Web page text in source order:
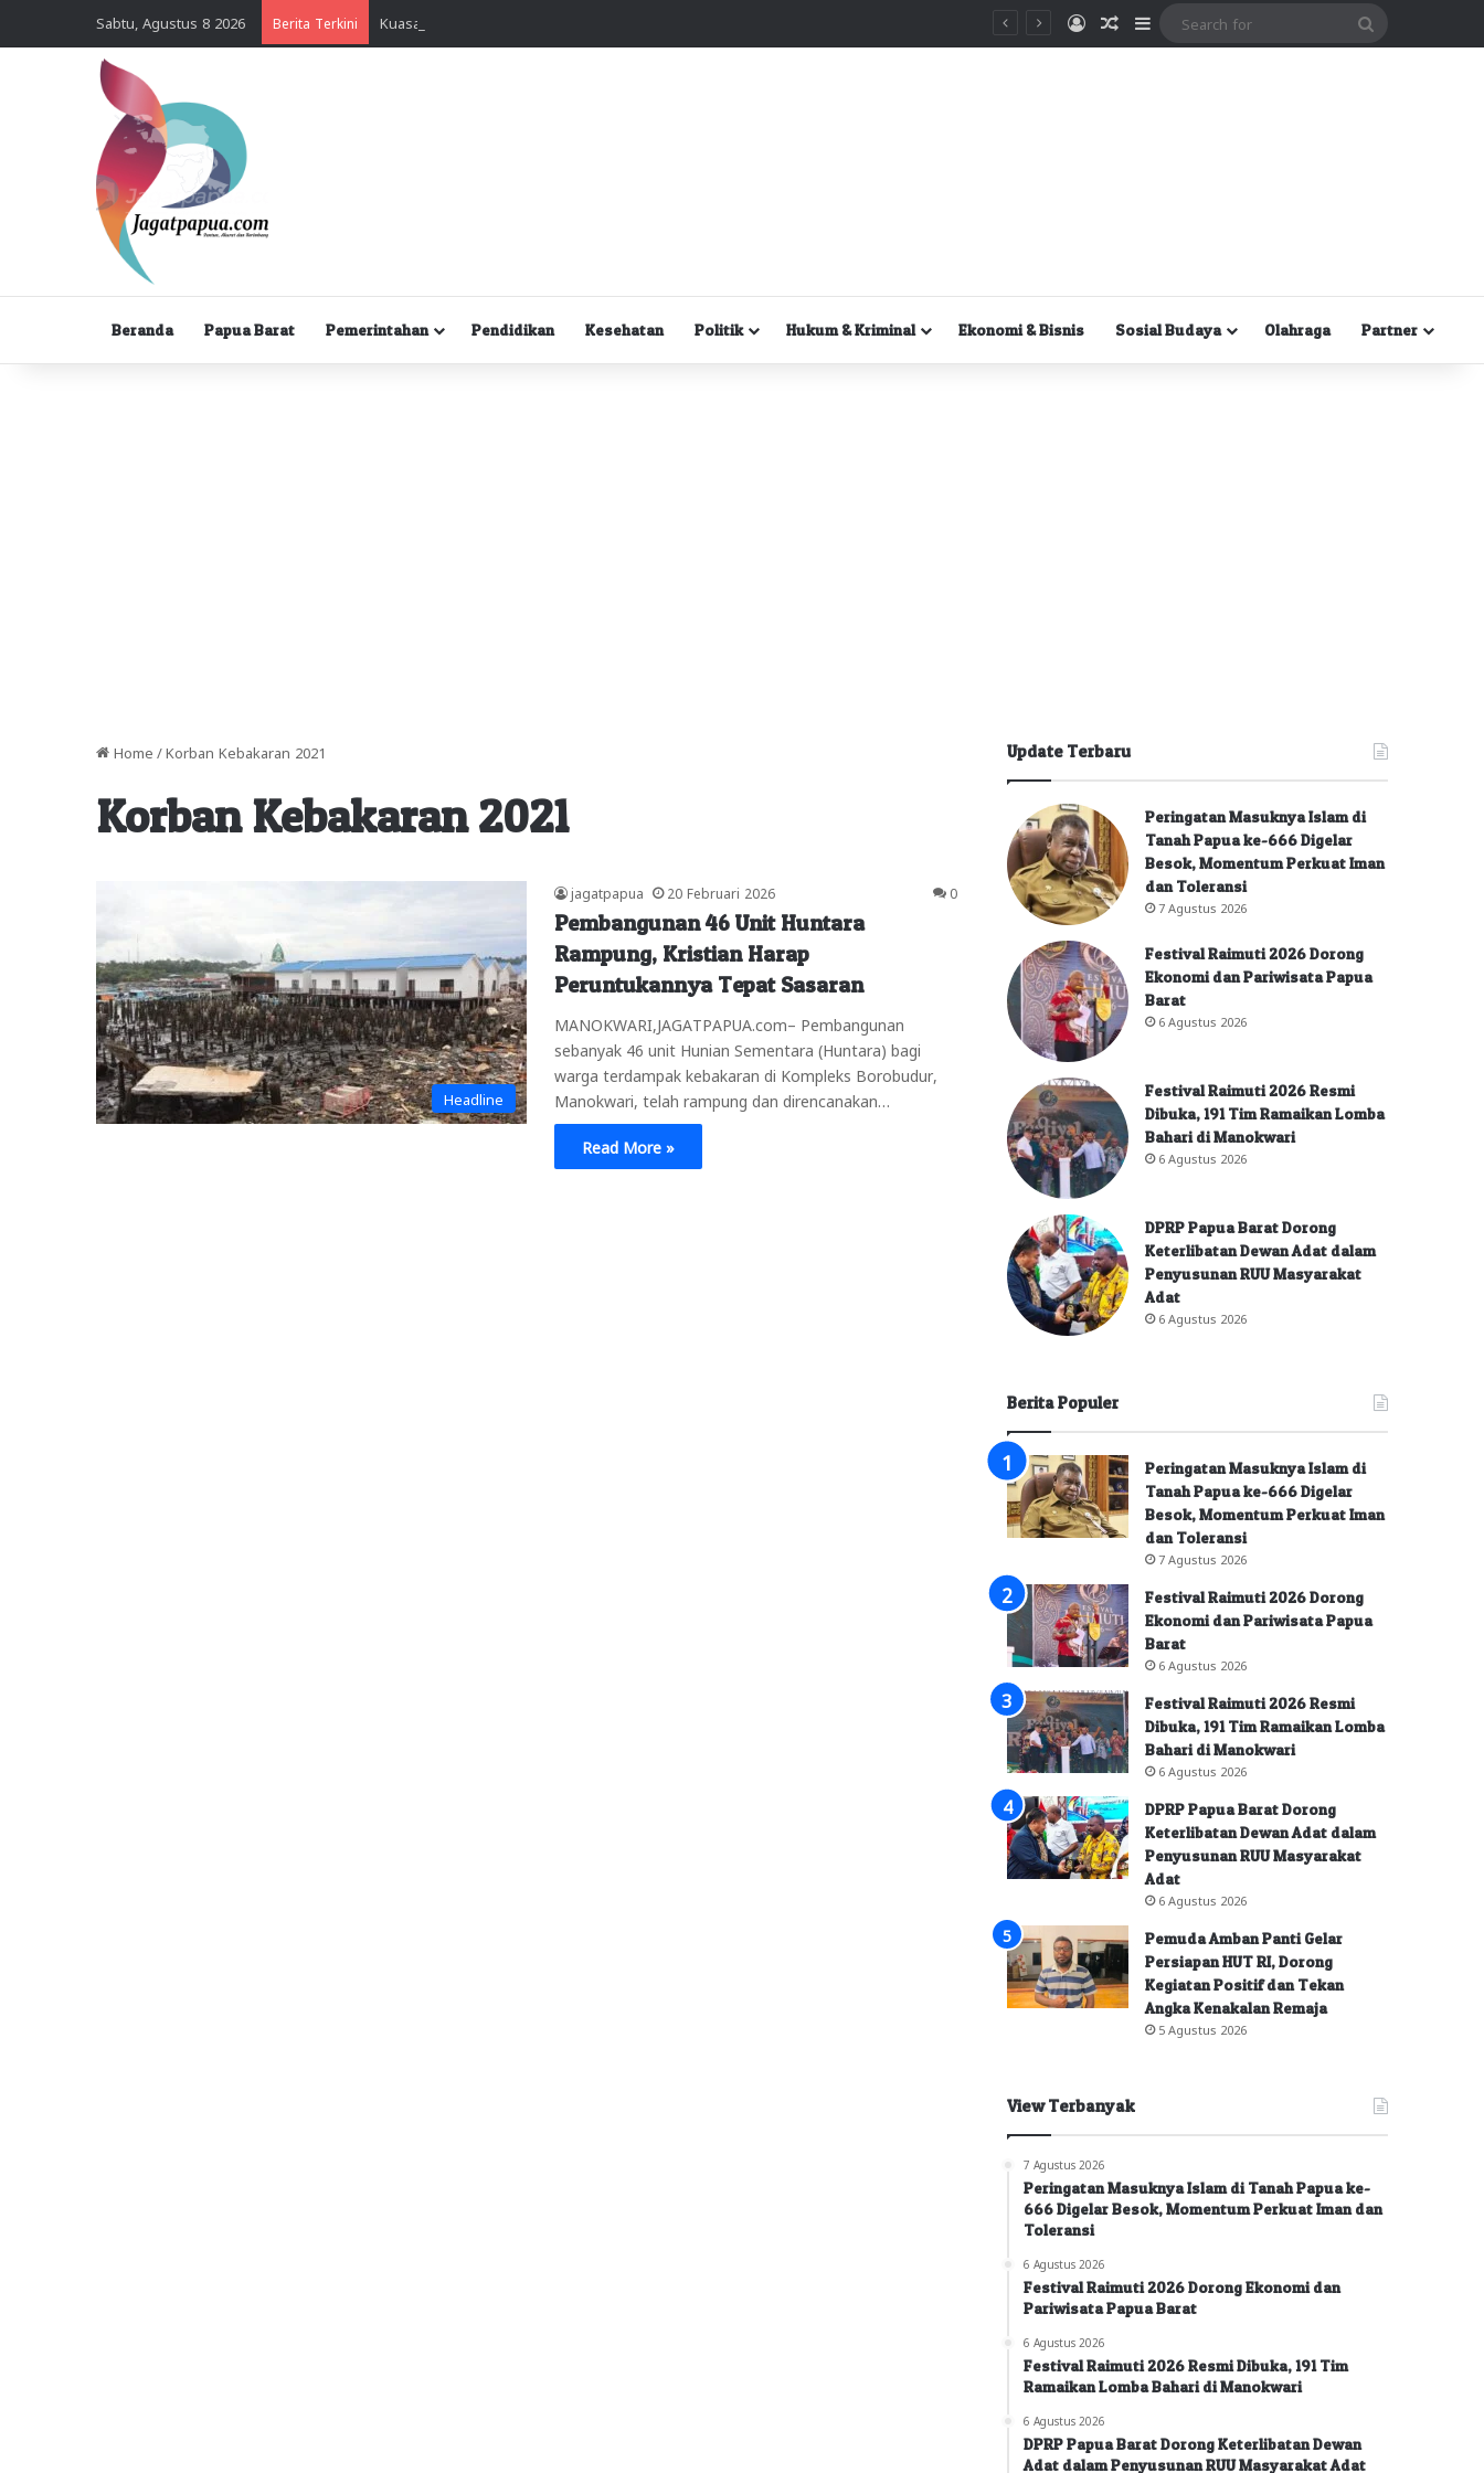
Sabtu, Agustus 8 2026 Berita Terkini MasukRandom Article
Sidebar
Beranda Papua Barat Pemerintahan Pendidikan Kesehatan Politik Hukum & Kriminal Ekonomi & Bisnis Sosial Budaya Olahraga Partner
Home / Korban Kebakaran 2021
Korban Kebakaran 2021
Headline
jagatpapua 20 Februari 2026 0
Pembangunan 46 Unit Huntara
Rampung, Kristian Harap
Peruntukannya Tepat Sasaran
MANOKWARI,JAGATPAPUA.com– Pembangunan
sebanyak 46 unit Hunian Sementara (Huntara) bagi
warga terdampak kebakaran di Kompleks Borobudur,
Manokwari, telah rampung dan direncanakan…
Read More »
Update Terbaru
Peringatan Masuknya Islam di
Tanah Papua ke-666 Digelar
Besok, Momentum Perkuat Iman
dan Toleransi
7 Agustus 2026
Festival Raimuti 2026 Dorong
Ekonomi dan Pariwisata Papua
Barat
6 Agustus 2026
Festival Raimuti 2026 Resmi
Dibuka, 191 Tim Ramaikan Lomba
Bahari di Manokwari
6 Agustus 2026
DPRP Papua Barat Dorong
Keterlibatan Dewan Adat dalam
Penyusunan RUU Masyarakat
Adat
6 Agustus 2026
Berita Populer
Peringatan Masuknya Islam di
Tanah Papua ke-666 Digelar
Besok, Momentum Perkuat Iman
dan Toleransi
7 Agustus 2026
Festival Raimuti 2026 Dorong
Ekonomi dan Pariwisata Papua
Barat
6 Agustus 2026
Festival Raimuti 2026 Resmi
Dibuka, 191 Tim Ramaikan Lomba
Bahari di Manokwari
6 Agustus 2026
DPRP Papua Barat Dorong
Keterlibatan Dewan Adat dalam
Penyusunan RUU Masyarakat
Adat
6 Agustus 2026
Pemuda Amban Panti Gelar
Persiapan HUT RI, Dorong
Kegiatan Positif dan Tekan
Angka Kenakalan Remaja
5 Agustus 2026
View Terbanyak
7 Agustus 2026
Peringatan Masuknya Islam di Tanah Papua ke-
666 Digelar Besok, Momentum Perkuat Iman dan
Toleransi
6 Agustus 2026
Festival Raimuti 2026 Dorong Ekonomi dan
Pariwisata Papua Barat
6 Agustus 2026
Festival Raimuti 2026 Resmi Dibuka, 191 Tim
Ramaikan Lomba Bahari di Manokwari
6 Agustus 2026
DPRP Papua Barat Dorong Keterlibatan Dewan
Adat dalam Penyusunan RUU Masyarakat Adat